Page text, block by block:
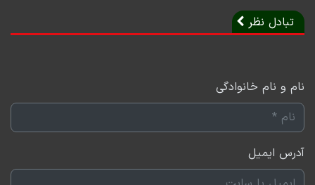
تبادل نظر
نام و نام خانوادگی
آدرس ایمیل